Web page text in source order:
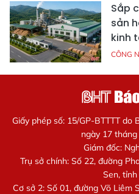
Sắp
sản
kinh
CÔNG
Giấy phép số: 15/GP-BTTTT
ngày 17
Giám đốc:
Trụ sở chính: Số 22, đường
Sen,
Cơ sở 2: Số 01, đường Võ Liêm